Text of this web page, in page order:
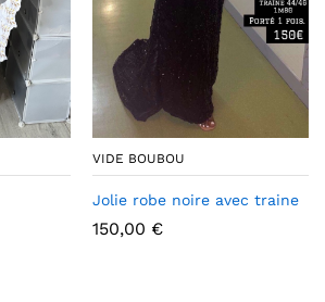
VIDE BOUBOU
Jolie robe noire avec traine
150,00 €